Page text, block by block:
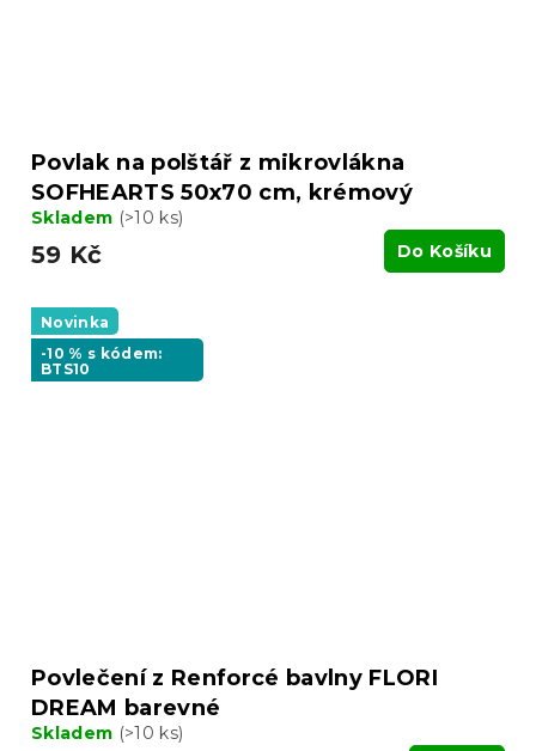
Povlak na polštář z mikrovlákna
SOFHEARTS 50x70 cm, krémový
Skladem (>10 ks)
59 Kč Do Košíku
Novinka
-10 % s kódem:
BTS10
Povlečení z Renforcé bavlny FLORI
DREAM barevné
Skladem (>10 ks)